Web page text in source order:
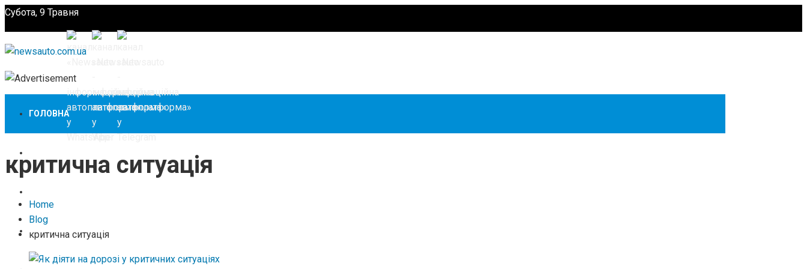
Субота, 9 Травня
ГОЛОВНА
ЗА КОРДОНОМ
критична ситуація
Home
Blog
критична ситуація